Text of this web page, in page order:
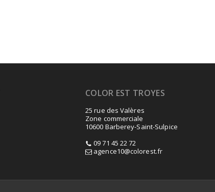
COLOR EST TROYES
25 rue des Valères
Zone commerciale
10600 Barberey-Saint-Sulpice
09 71 45 22 72
agence10@colorest.fr